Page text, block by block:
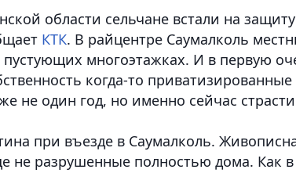
области сельчане встали на
КТК. В райцентре Саумалколь
пустующих многоэтажках. И в первую
когда-то
не один год, но именно сейчас
при въезде в Саумалколь.
не разрушенные полностью дома. Как